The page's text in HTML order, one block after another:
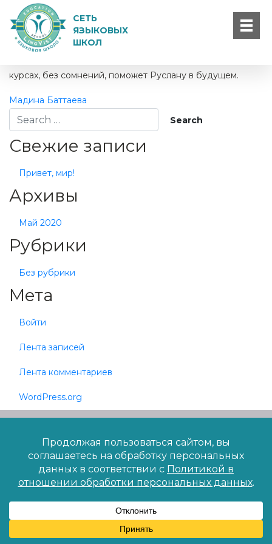
СЕТЬ
ЯЗЫКОВЫХ
ШКОЛ
Мама Руслана Иванова
Для Руслана преподаватели «Лингвиста» – всегда на
первом месте. А мне нравится доброжелательная
курсах, без сомнений, поможет Руслану в будущем.
Мадина Баттаева
Свежие записи
Привет, мир!
Архивы
Май 2020
Рубрики
Без рубрики
Мета
Войти
Лента записей
Лента комментариев
WordPress.org
Сведения об образовательной организации
Политика конфиденциальности